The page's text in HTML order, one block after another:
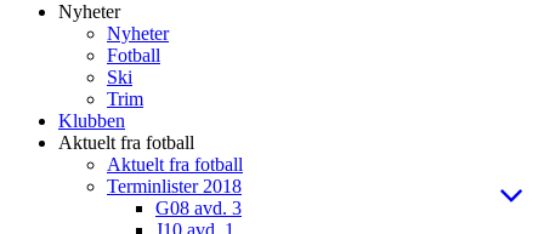
Nyheter
Nyheter
Fotball
Ski
Trim
Klubben
Aktuelt fra fotball
Aktuelt fra fotball
Terminlister 2018
G08 avd. 3
J10 avd. 1